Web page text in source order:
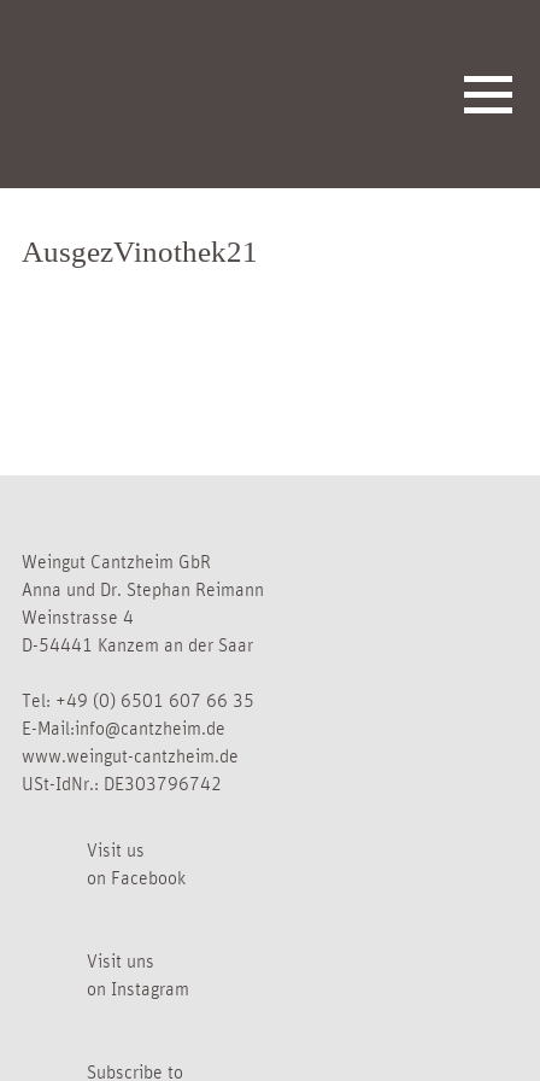
AusgezVinothek21
Weingut Cantzheim GbR
Anna und Dr. Stephan Reimann
Weinstrasse 4
D-54441 Kanzem an der Saar
Tel: +49 (0) 6501 607 66 35
E-Mail:info@cantzheim.de
www.weingut-cantzheim.de
USt-IdNr.: DE303796742
Visit us
on Facebook
Visit uns
on Instagram
Subscribe to